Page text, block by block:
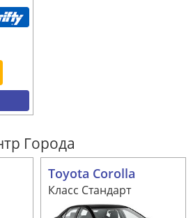
Города
Toyota Corolla
Класс Стандарт